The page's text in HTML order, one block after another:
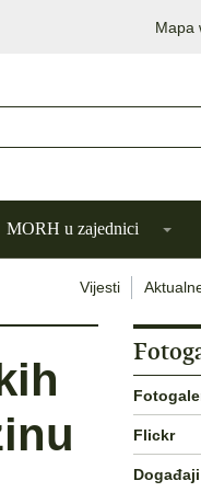
Mapa
MORH u zajednici
Vijesti
Flickr
Događaji